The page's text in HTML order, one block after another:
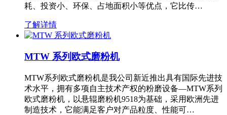
耗、投资小、环保、占地面积小等优点，它比传…
了解详情
MTW 系列欧式磨粉机
MTW系列欧式磨粉机是我公司新近推出具有国际先进技
术水平，拥有多项自主技术产权的粉磨设备—MTW系列
欧式磨粉机，以悬辊磨粉机9518为基础，采用欧洲先进
制造技术，它能满足客户对产品粒度、性能可…